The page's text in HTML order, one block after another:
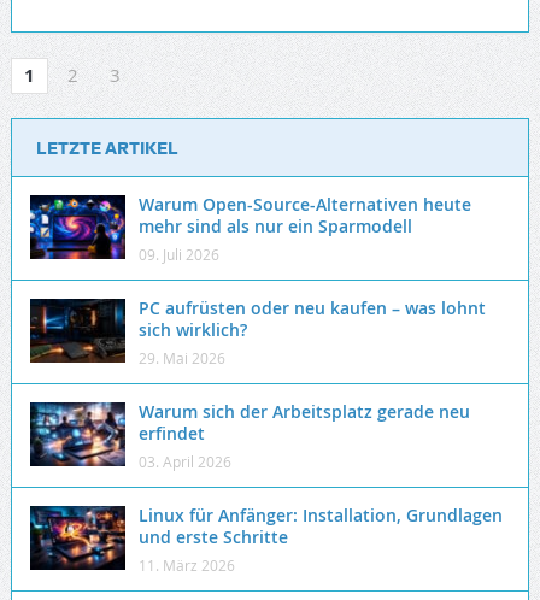
1 2 3
LETZTE ARTIKEL
Warum Open-Source-Alternativen heute
mehr sind als nur ein Sparmodell
09. Juli 2026
PC aufrüsten oder neu kaufen – was lohnt
sich wirklich?
29. Mai 2026
Warum sich der Arbeitsplatz gerade neu
erfindet
03. April 2026
Linux für Anfänger: Installation, Grundlagen
und erste Schritte
11. März 2026